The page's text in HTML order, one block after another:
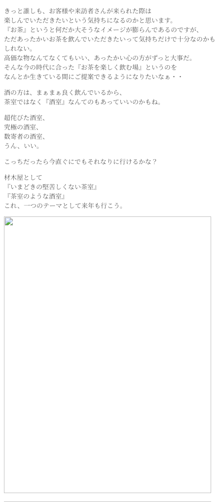
きっと誰しも、お客様や来訪者さんが来られた際は
楽しんでいただきたいという気持ちになるのかと思います。
『お茶』というと何だか大そうなイメージが膨らんであるのですが、
ただあったかいお茶を飲んでいただきたいって気持ちだけで十分なのかも
しれない。
高価な物なんてなくてもいい、あったかい心の方がずっと大事だ。
そんな今の時代に合った『お茶を楽しく飲む場』というのを
なんとか生きている間にご提案できるようになりたいなぁ・・
酒の方は、まぁまぁ良く飲んでいるから、
茶室ではなく『酒室』なんてのもあっていいのかもね。
超侘びた酒室、
究極の酒室、
数寄者の酒室、
うん、いい。
こっちだったら今直ぐにでもそれなりに行けるかな？
材木屋として
『いまどきの堅苦しくない茶室』
『茶室のような酒室』
これ、一つのテーマとして来年も行こう。